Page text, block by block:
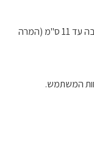
כן, Alienware 34 AW3425DWM מאפשר כיוון גובה עד 11 ס"מ (המרה